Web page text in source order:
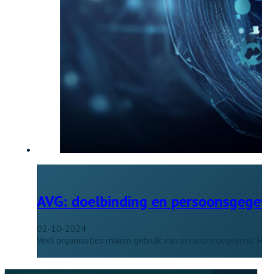
AVG: doelbinding en
02-10-2024
Veel organisaties maken gebruik van